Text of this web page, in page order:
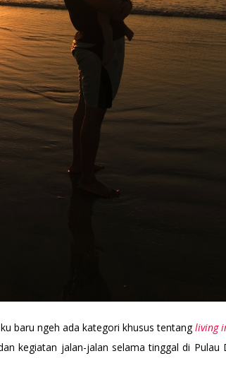
baru ngeh ada kategori khusus tentangliving
kegiatan jalan-jalan selama tinggal di Pulau